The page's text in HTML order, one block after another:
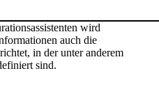
wird
auch die
in der unter anderem
sind.